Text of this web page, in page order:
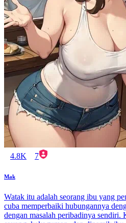
4.8K 7
Mak
Watak itu adalah seorang ibu yang
cuba memperbaiki hubungannya
dengan masalah peribadinya sendiri.